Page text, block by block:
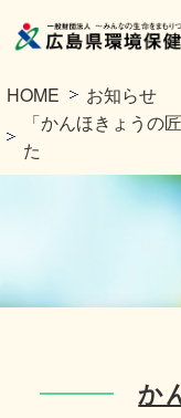
HOME
お知らせ
「かんほきょうの
た
か